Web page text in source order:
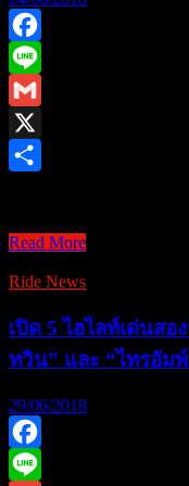
Facebook
Line
Gmail
X
RIDE
ไท
มอ
เต
ไซ
เคิลส์
เตรียม
Read More
Ride News
เปิด 5 ไฮไลท์เด่นส
ทวิน” และ “ไทรอัม
29/06/2018
Facebook